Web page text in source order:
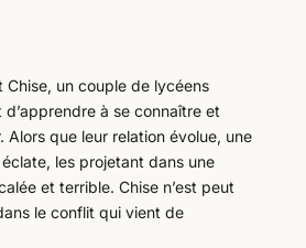
Chise, un couple de lycéens
d’apprendre à se connaître et
Alors que leur relation évolue, une
les projetant dans une
et terrible. Chise n’est peut
le conflit qui vient de